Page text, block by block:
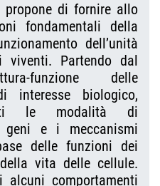
propone di fornire allo
fondamentali della
dell’unità
viventi. Partendo dal
funzione delle
interesse biologico,
le modalità di
geni e i meccanismi
delle funzioni dei
vita delle cellule.
alcuni comportamenti